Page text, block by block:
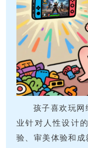
孩子喜欢玩网
业针对人性设计
验、审美体验和